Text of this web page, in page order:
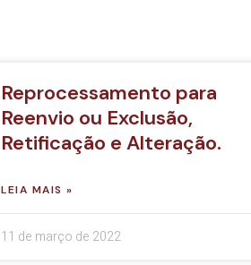
Reprocessamento para
Reenvio ou Exclusão,
Retificação e Alteração.
LEIA MAIS »
11 de março de 2022